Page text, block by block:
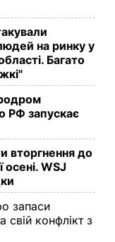
на ринку у
Багато
РФ запускає
вторгнення до
осені. WSJ
запаси
конфлікт з